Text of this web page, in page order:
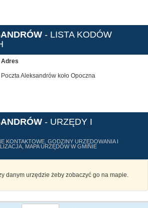
- LISTA KODÓW
Adres
Poczta Aleksandrów koło Opoczna
- URZĘDY I
KONTAKTOWE, GODZINY URZĘDOWANIA I
MAPA URZĘDÓW W GMINIE
danym urzędzie żeby zobaczyć go na mapie.